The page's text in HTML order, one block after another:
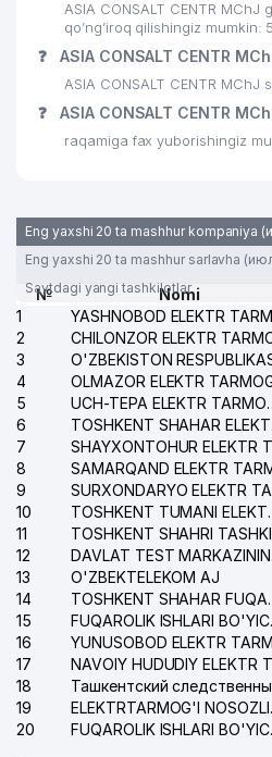
ASIA CONSALT CENTR
qo’ng’iroq qilishingiz mumkin:
❓ ASIA CONSALT CENTR
ASIA CONSALT CENTR MChJ
❓ ASIA CONSALT CENTR
raqamiga fax yuborishingiz
Eng yaxshi 20 ta mashhur kompaniya
Eng yaxshi 20 ta mashhur sarlavha
Saytdagi yangi tashkilotlar
№
Nomi
1
2
3
4
5
UCH-TEPA
6
7
8
9
10
TOSHKENT
11
12
13
O'ZBEKTELEKOM AJ
14
TOSHKENT
15
16
17
18
19
20